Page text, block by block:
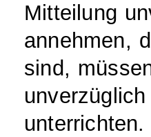
Mitteilung
annehmen,
sind,
unterrichten.